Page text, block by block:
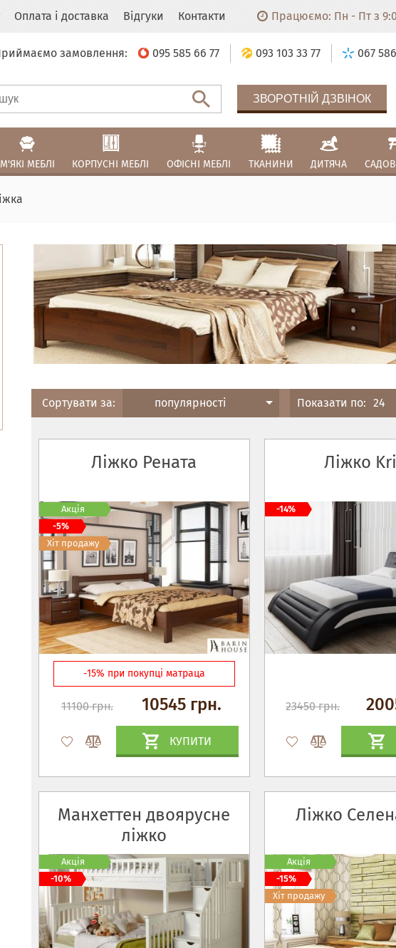
Оплата і доставка Відгуки Контакти Працюємо: Пн - Пт з
замовлення: 095 585 66 77 093 103 33 77 067
ЗВОРОТНІЙ ДЗВІНОК
М'ЯКІ МЕБЛІ КОРПУСНІ МЕБЛІ ОФІСНІ МЕБЛІ ТКАНИНИ ДИТЯЧА
Сортувати за:
популярності Показати по: 24
Ліжко Рената
-15% при покупці матраца
11100 грн. 10545 грн.
КУПИТИ
Акція
-5%
Хіт продажу
Ліжко
23450 грн.
-14%
Манхеттен двоярусне
ліжко
Акція
-10%
Ліжко
Акція
-15%
Хіт продажу